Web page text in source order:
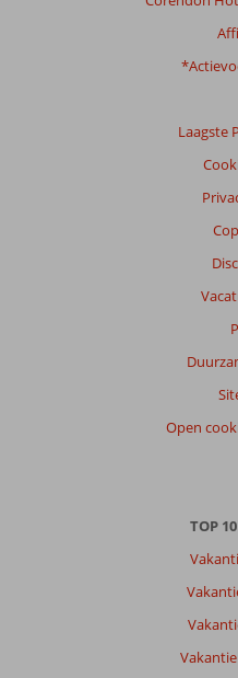
Laagste
Open
TOP